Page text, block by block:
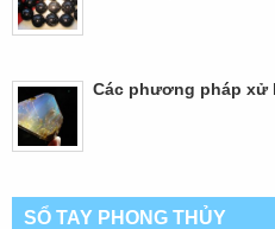
Các phương pháp xử
SỔ TAY PHONG THỦY